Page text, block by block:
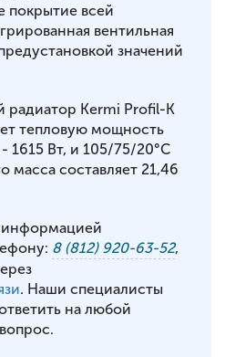
покрытие всей
вентильная
значений
радиатор Kermi Profil-K
тепловую мощность
1615 Вт, и 105/75/20°С
масса составляет 21,46
информацией
8 (812) 920-63-52,
. Наши специалисты
на любой